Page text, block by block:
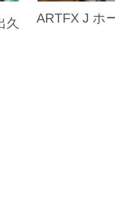
久
ARTFX J ホ